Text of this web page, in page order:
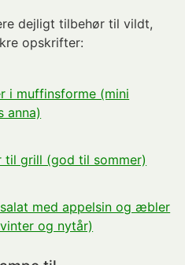
dejligt tilbehør til vildt,
opskrifter:
i muffinsforme (mini
anna)
til grill (god til sommer)
med appelsin og æbler
og nytår)